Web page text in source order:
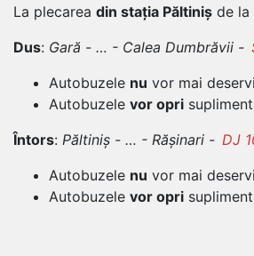
La plecarea din stația Păltiniș de la
Dus: Gară - … - Calea Dumbrăvii -
Autobuzele nu vor mai
Autobuzele vor opri
Întors: Păltiniș - … - Rășinari - DJ
Autobuzele nu vor mai
Autobuzele vor opri